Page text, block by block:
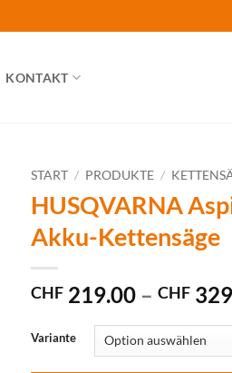
KONTAKT
START / PRODUKTE /
HUSQVARNA
Akku-Kettensäge
CHF 219.00 – CHF
Variante